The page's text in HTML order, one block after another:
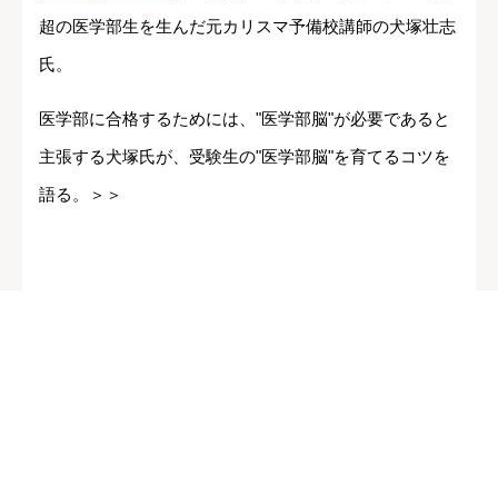
超の医学部生を生んだ元カリスマ予備校講師の犬塚壮志
氏。
医学部に合格するためには、"医学部脳"が必要であると
主張する犬塚氏が、受験生の"医学部脳"を育てるコツを
語る。＞＞